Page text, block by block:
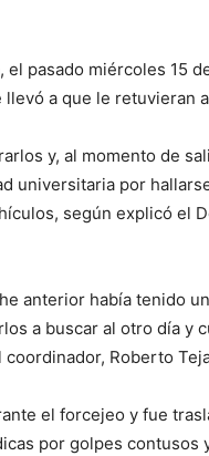
pasado miércoles 15
a que le retuvieran
y, al momento de
universitaria por
según explicó el
anterior había tenido
a buscar al otro día y
Roberto
el forcejeo y fue
por golpes contusos